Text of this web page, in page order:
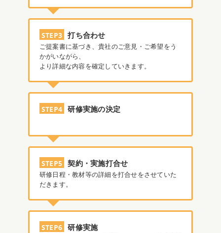
STEP3 打ち合わせ
ご提案書に基づき、貴社のご意見・ご希望をう
かがいながら、
より詳細な内容を確定していきます。
STEP4 研修実施の決定
STEP5 契約・実施打合せ
研修日程・教材等の詳細を打合せをさせていた
だきます。
STEP6 研修実施